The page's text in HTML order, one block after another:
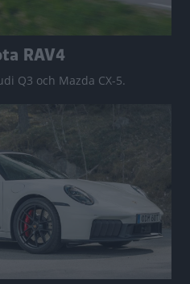
RAV4
Q3 och Mazda CX-5.